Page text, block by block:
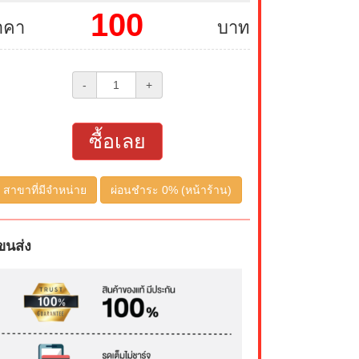
คา บาท
100
- +
ซื้อเลย
สาขาที่มีจำหน่าย ผ่อนชำระ 0% (หน้าร้าน)
นส่ง